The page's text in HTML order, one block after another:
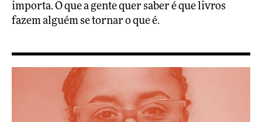
importa. O que a gente quer saber é que livros
fazem alguém se tornar o que é.